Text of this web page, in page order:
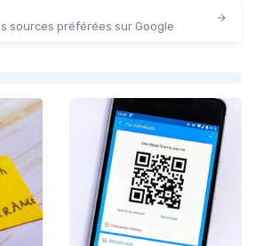
sources préférées sur Google